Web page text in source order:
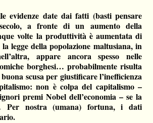
evidenze date dai fatti (basti pensare
a fronte di un aumento della
volte la produttività è aumentata di
legge della popolazione maltusiana, in
appare ancora spesso nelle
borghesi… probabilmente risulta
scusa per giustificare l’inefficienza
non è colpa del capitalismo –
premi Nobel dell’economia – se la
Per nostra (umana) fortuna, i dati